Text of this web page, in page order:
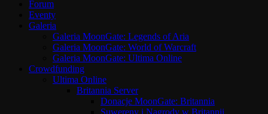
Forum
Eventy
Galeria
Galeria MoonGate: Legends of Aria
Galeria MoonGate: World of Warcraft
Galeria MoonGate: Ultima Online
Crowdfunding
Ultima Online
Britannia Server
Donacje MoonGate: Britannia
Suwereny i Nagrody w Britannii